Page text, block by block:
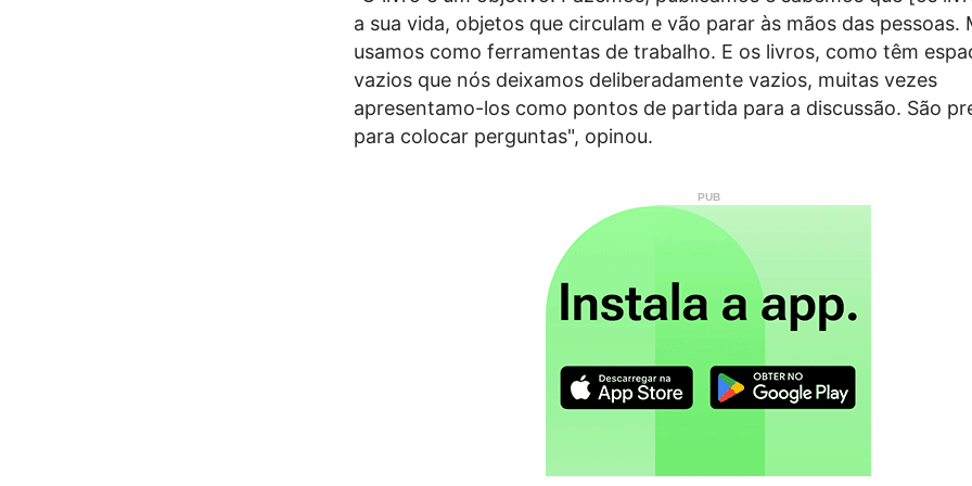
a sua vida, objetos que circulam e vão parar às mãos das pessoas.
usamos como ferramentas de trabalho. E os livros, como têm
vazios que nós deixamos deliberadamente vazios, muitas vezes
apresentamo-los como pontos de partida para a discussão. São
para colocar perguntas", opinou.